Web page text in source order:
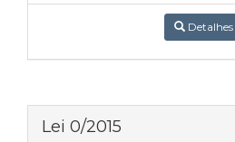
Detalhes
Lei 0/2015